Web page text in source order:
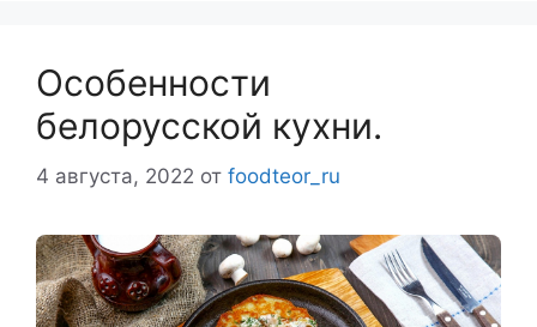
Особенности
белорусской кухни.
4 августа, 2022 от foodteor_ru